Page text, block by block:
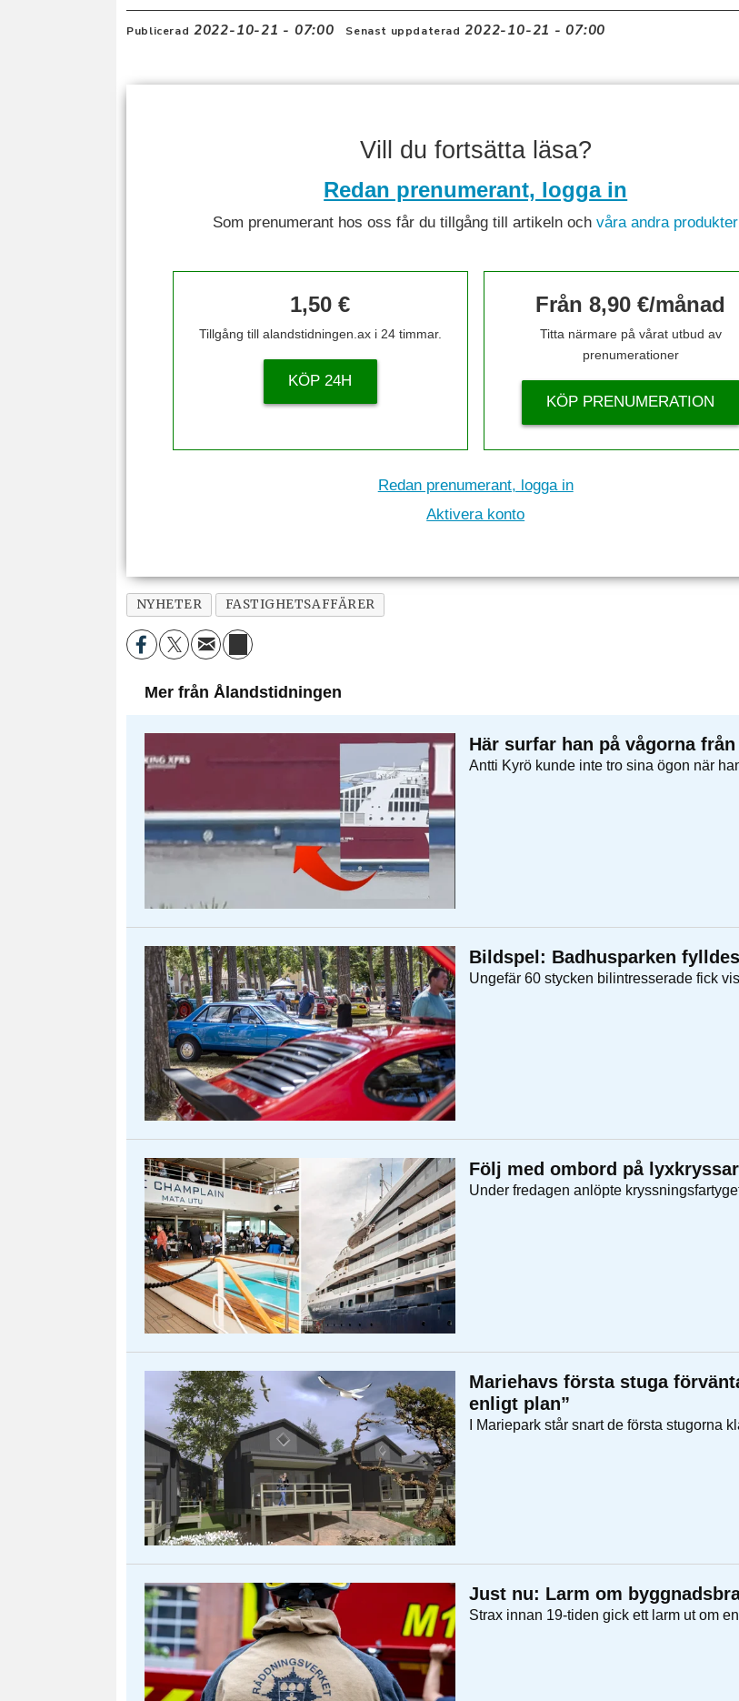
Publicerad 2022-10-21 - 07:00 Senast uppdaterad 2022-10-21 - 07:00
Vill du fortsätta läsa?
Redan prenumerant, logga in
Som prenumerant hos oss får du tillgång till artikeln ochvåra andra produkter
1,50 €
Tillgång till alandstidningen.ax i 24 timmar.
KÖP 24H
Från 8,90 €/månad
Titta närmare på vårat utbud av
prenumerationer
KÖP PRENUMERATION
Redan prenumerant, logga in
Aktivera konto
NYHETER FASTIGHETSAFFÄRER